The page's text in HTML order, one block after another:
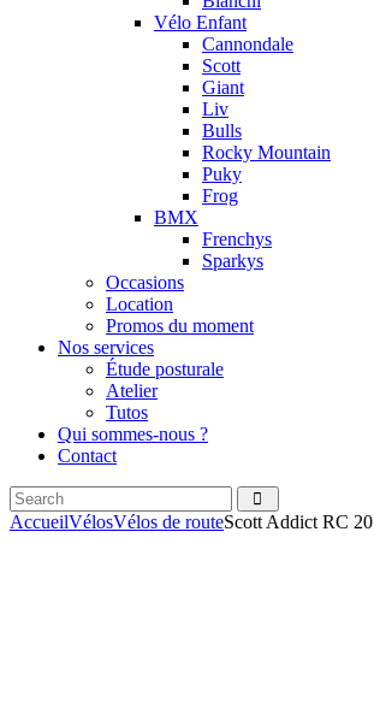
Vélo Enfant
Cannondale
Scott
Giant
Liv
Bulls
Rocky Mountain
Puky
Frog
BMX
Frenchys
Sparkys
Occasions
Location
Promos du moment
Nos services
Étude posturale
Atelier
Tutos
Qui sommes-nous ?
Contact
Search
facebook
instagramm
AccueilVélosVélos de routeScott Addict RC 20